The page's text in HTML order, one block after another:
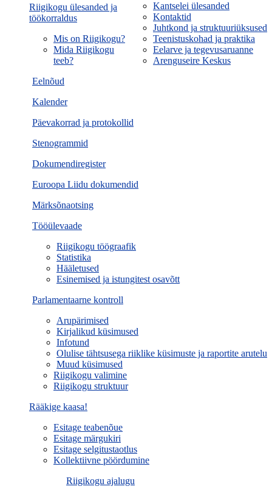
Kantselei ülesanded
Kontaktid
Juhtkond ja struktuuriüksused
Teenistuskohad ja praktika
Eelarve ja tegevusaruanne
Arenguseire Keskus
Eelnõud
Kalender
Päevakorrad ja protokollid
Stenogrammid
Dokumendiregister
Euroopa Liidu dokumendid
Märksõnaotsing
Tööülevaade
Riigikogu töögraafik
Statistika
Hääletused
Esinemised ja istungitest osavõtt
Parlamentaarne kontroll
Arupärimised
Kirjalikud küsimused
Infotund
Olulise tähtsusega riiklike küsimuste ja raportite arutelu
Muud küsimused
Riigikogu ülesanded ja
töökorraldus
Mis on Riigikogu?
Mida Riigikogu
teeb?
Riigikogu valimine
Riigikogu struktuur
Rääkige kaasa!
Esitage teabenõue
Esitage märgukiri
Esitage selgitustaotlus
Kollektiivne pöördumine
Riigikogu ajalugu